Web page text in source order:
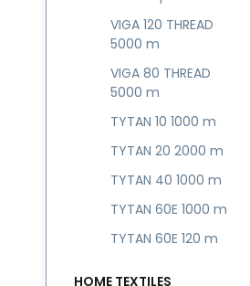
VIGA 120 THREAD
5000 m
VIGA 80 THREAD
5000 m
TYTAN 10 1000 m
TYTAN 20 2000 m
TYTAN 40 1000 m
TYTAN 60E 1000 m
TYTAN 60E 120 m
HOME TEXTILES